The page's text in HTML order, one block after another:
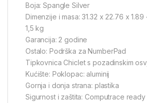
Boja: Spangle Silver
Dimenzije i masa: 31.32 x 22.76 x 1.89
1,5 kg
Garancija: 2 godine
Ostalo: Podrška za NumberPad
Tipkovnica Chiclet s pozadinskim
Kućište: Poklopac: aluminij
Gornja i donja strana: plastika
Sigurnost i zaštita: Computrace ready